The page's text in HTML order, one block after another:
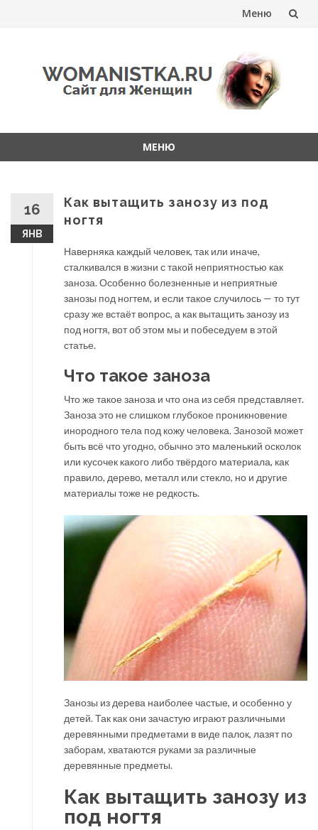
Меню
содержанию
МЕНЮ
16
ЯНВ
Как вытащить занозу из под
ногтя
Наверняка каждый человек, так или иначе,
сталкивался в жизни с такой неприятностью как
заноза. Особенно болезненные и неприятные
занозы под ногтем, и если такое случилось — то тут
сразу же встаёт вопрос, а как вытащить занозу из
под ногтя, вот об этом мы и побеседуем в этой
статье.
Что такое заноза
Что же такое заноза и что она из себя представляет.
Заноза это не слишком глубокое проникновение
инородного тела под кожу человека. Занозой может
быть всё что угодно, обычно это маленький осколок
или кусочек какого либо твёрдого материала, как
правило, дерево, металл или стекло, но и другие
материалы тоже не редкость.
Занозы из дерева наиболее частые, и особенно у
детей. Так как они зачастую играют различными
деревянными предметами в виде палок, лазят по
заборам, хватаются руками за различные
деревянные предметы.
Как вытащить занозу из
под ногтя